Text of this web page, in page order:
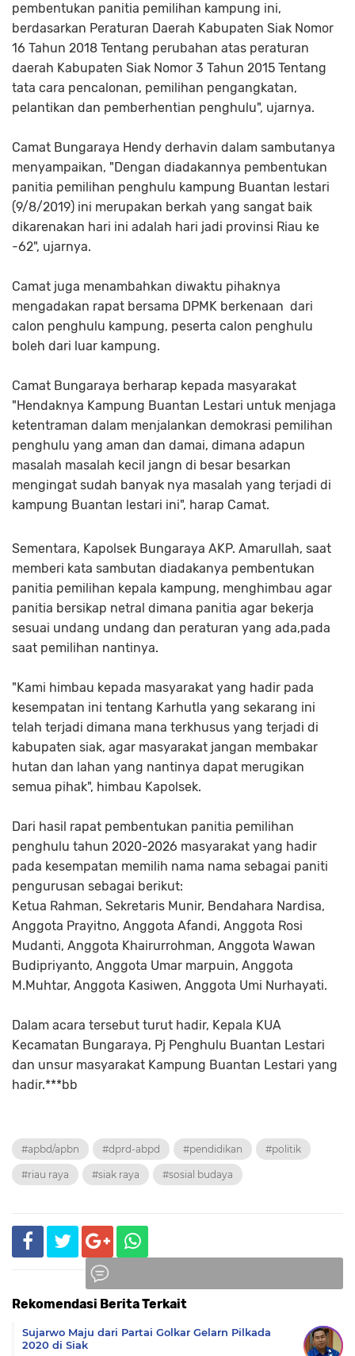
pembentukan panitia pemilihan kampung ini,
berdasarkan Peraturan Daerah Kabupaten Siak Nomor
16 Tahun 2018 Tentang perubahan atas peraturan
daerah Kabupaten Siak Nomor 3 Tahun 2015 Tentang
tata cara pencalonan, pemilihan pengangkatan,
pelantikan dan pemberhentian penghulu", ujarnya.
Camat Bungaraya Hendy derhavin dalam sambutanya
menyampaikan, "Dengan diadakannya pembentukan
panitia pemilihan penghulu kampung Buantan lestari
(9/8/2019) ini merupakan berkah yang sangat baik
dikarenakan hari ini adalah hari jadi provinsi Riau ke
-62", ujarnya.
Camat juga menambahkan diwaktu pihaknya
mengadakan rapat bersama DPMK berkenaan dari
calon penghulu kampung, peserta calon penghulu
boleh dari luar kampung.
Camat Bungaraya berharap kepada masyarakat
"Hendaknya Kampung Buantan Lestari untuk menjaga
ketentraman dalam menjalankan demokrasi pemilihan
penghulu yang aman dan damai, dimana adapun
masalah masalah kecil jangn di besar besarkan
mengingat sudah banyak nya masalah yang terjadi di
kampung Buantan lestari ini", harap Camat.
Sementara, Kapolsek Bungaraya AKP. Amarullah, saat
memberi kata sambutan diadakanya pembentukan
panitia pemilihan kepala kampung, menghimbau agar
panitia bersikap netral dimana panitia agar bekerja
sesuai undang undang dan peraturan yang ada,pada
saat pemilihan nantinya.
"Kami himbau kepada masyarakat yang hadir pada
kesempatan ini tentang Karhutla yang sekarang ini
telah terjadi dimana mana terkhusus yang terjadi di
kabupaten siak, agar masyarakat jangan membakar
hutan dan lahan yang nantinya dapat merugikan
semua pihak", himbau Kapolsek.
Dari hasil rapat pembentukan panitia pemilihan
penghulu tahun 2020-2026 masyarakat yang hadir
pada kesempatan memilih nama nama sebagai paniti
pengurusan sebagai berikut:
Ketua Rahman, Sekretaris Munir, Bendahara Nardisa,
Anggota Prayitno, Anggota Afandi, Anggota Rosi
Mudanti, Anggota Khairurrohman, Anggota Wawan
Budipriyanto, Anggota Umar marpuin, Anggota
M.Muhtar, Anggota Kasiwen, Anggota Umi Nurhayati.
Dalam acara tersebut turut hadir, Kepala KUA
Kecamatan Bungaraya, Pj Penghulu Buantan Lestari
dan unsur masyarakat Kampung Buantan Lestari yang
hadir.***bb
#apbd/apbn #dprd-abpd #pendidikan #politik
#riau raya #siak raya #sosial budaya
Rekomendasi Berita Terkait
Sujarwo Maju dari Partai Golkar Gelarn Pilkada
2020 di Siak